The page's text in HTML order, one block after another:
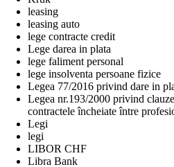
leasing
leasing auto
lege contracte credit
Lege darea in plata
lege faliment personal
lege insolventa persoane fizice
Legea 77/2016 privind dare in
Legea nr.193/2000 privind
contractele încheiate între
Legi
legi
LIBOR CHF
Libra Bank